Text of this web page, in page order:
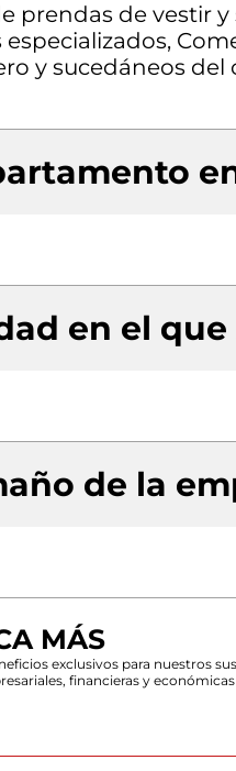
prendas de vestir
y sucedáneos
en el
de la
MÁS
exclusivos para nuestros
financieras y